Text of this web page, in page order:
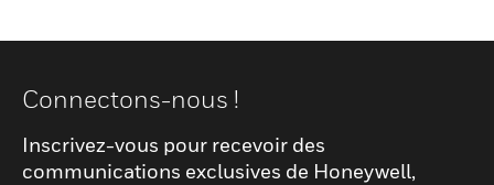
Connectons-nous !
Inscrivez-vous pour recevoir des
communications exclusives de Honeywell,